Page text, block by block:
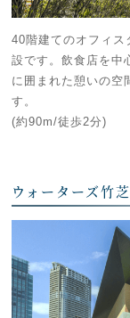
40階建てのオフィス
設です。飲食店を中
に囲まれた憩いの空
す。
(約90m/徒歩2分)
ウォーターズ竹芝